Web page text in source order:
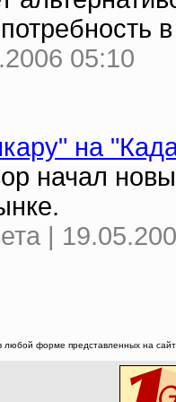
05:10
на
начал
|
любой форме представленных на